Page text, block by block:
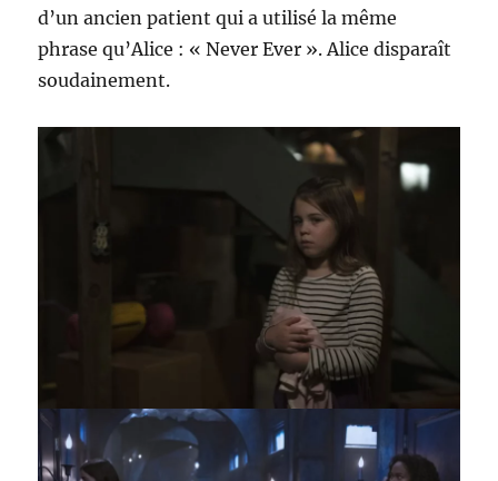
d’un ancien patient qui a utilisé la même
phrase qu’Alice : « Never Ever ». Alice disparaît
soudainement.